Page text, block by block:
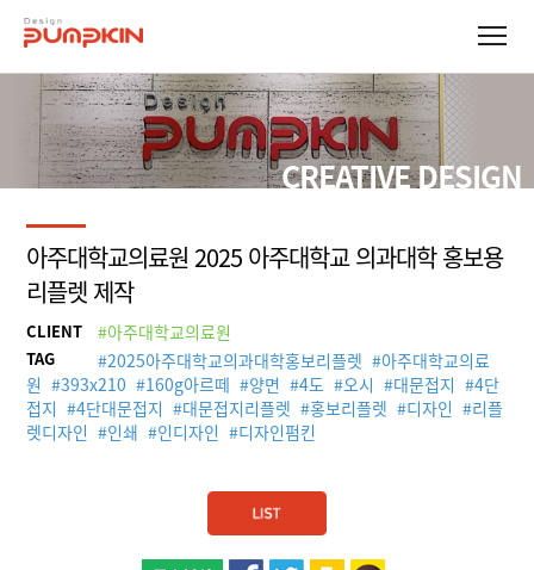
CREATIVE DESIGN
아주대학교의료원 2025 아주대학교 의과대학 홍보용
리플렛 제작
CLIENT #아주대학교의료원
TAG #2025아주대학교의과대학홍보리플렛 #아주대학교의료
원 #393x210 #160g아르떼 #양면 #4도 #오시 #대문접지 #4단
접지 #4단대문접지 #대문접지리플렛 #홍보리플렛 #디자인 #리플
렛디자인 #인쇄 #인디자인 #디자인펌킨